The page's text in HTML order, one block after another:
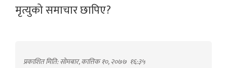
मृत्युको समाचार छापिए?
प्रकाशित मिति: सोमबार, कात्तिक १०, २०७७ १६:३५